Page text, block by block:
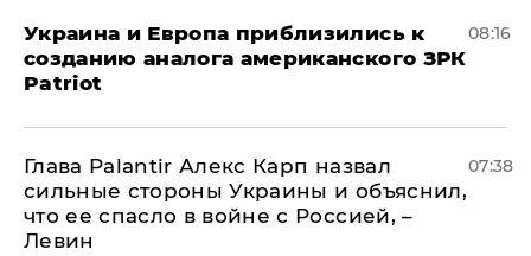
Украина и Европа приблизились к
созданию аналога американского ЗРК
Patriot
08:16
Глава Palantir Алекс Карп назвал
сильные стороны Украины и объяснил,
что ее спасло в войне с Россией, –
Левин
07:38